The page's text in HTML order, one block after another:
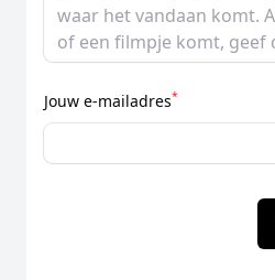
Jouw e-mailadres*